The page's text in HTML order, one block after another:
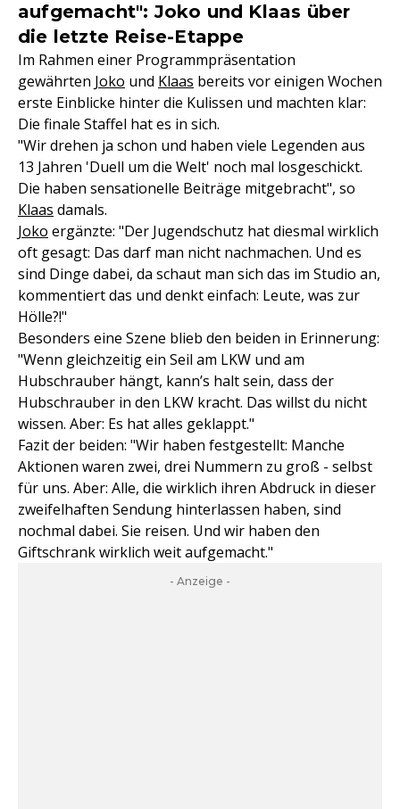
aufgemacht": Joko und Klaas über
die letzte Reise-Etappe
Im Rahmen einer Programmpräsentation
gewährten Joko und Klaas bereits vor einigen Wochen
erste Einblicke hinter die Kulissen und machten klar:
Die finale Staffel hat es in sich.
"Wir drehen ja schon und haben viele Legenden aus
13 Jahren 'Duell um die Welt' noch mal losgeschickt.
Die haben sensationelle Beiträge mitgebracht", so
Klaas damals.
Joko ergänzte: "Der Jugendschutz hat diesmal wirklich
oft gesagt: Das darf man nicht nachmachen. Und es
sind Dinge dabei, da schaut man sich das im Studio an,
kommentiert das und denkt einfach: Leute, was zur
Hölle?!"
Besonders eine Szene blieb den beiden in Erinnerung:
"Wenn gleichzeitig ein Seil am LKW und am
Hubschrauber hängt, kann’s halt sein, dass der
Hubschrauber in den LKW kracht. Das willst du nicht
wissen. Aber: Es hat alles geklappt."
Fazit der beiden: "Wir haben festgestellt: Manche
Aktionen waren zwei, drei Nummern zu groß - selbst
für uns. Aber: Alle, die wirklich ihren Abdruck in dieser
zweifelhaften Sendung hinterlassen haben, sind
nochmal dabei. Sie reisen. Und wir haben den
Giftschrank wirklich weit aufgemacht."
- Anzeige -